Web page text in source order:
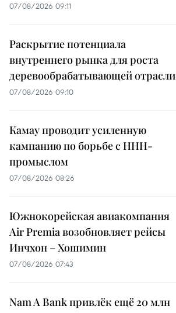
07/08/2026 09:11
Раскрытие потенциала
внутреннего рынка для роста
деревообрабатывающей отрасли
07/08/2026 09:10
Камау проводит усиленную
кампанию по борьбе с ННН-
промыслом
07/08/2026 08:26
Южнокорейская авиакомпания
Air Premia возобновляет рейсы
Инчхон – Хошимин
07/08/2026 07:43
Nam A Bank привлёк ещё 20 млн